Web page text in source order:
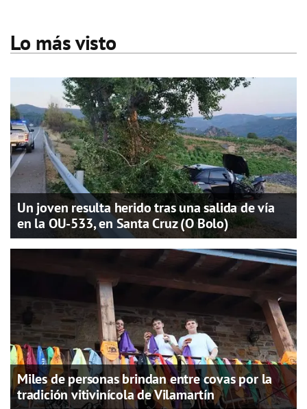
Lo más visto
Un joven resulta herido tras una salida de vía
en la OU-533, en Santa Cruz (O Bolo)
Miles de personas brindan entre covas por la
tradición vitivinícola de Vilamartín